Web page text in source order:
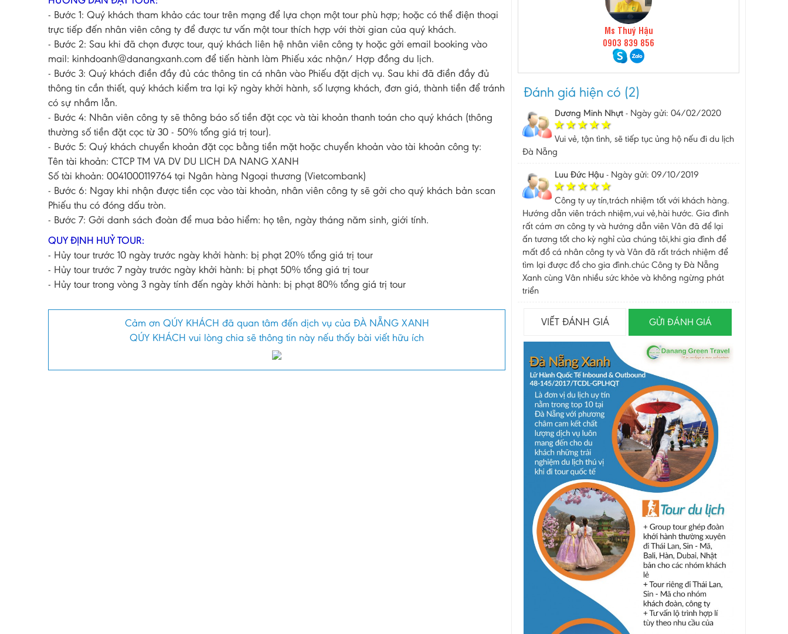
- Bước 1: Quý khách tham khảo các tour trên mạng để lựa chọn một tour phù hợp; hoặc có thể điện thoại
trực tiếp đến nhân viên công ty để được tư vấn một tour thích hợp với thời gian của quý khách.
- Bước 2: Sau khi đã chọn được tour, quý khách liên hệ nhân viên công ty hoặc gởi email booking vào
mail: kinhdoanh@danangxanh.com để tiến hành làm Phiếu xác nhận/ Hợp đồng du lịch.
- Bước 3: Quý khách điền đầy đủ các thông tin cá nhân vào Phiếu đặt dịch vụ. Sau khi đã điền đầy đủ
thông tin cần thiết, quý khách kiểm tra lại kỹ ngày khởi hành, số lượng khách, đơn giá, thành tiền để tránh
có sự nhầm lẫn.
- Bước 4: Nhân viên công ty sẽ thông báo số tiền đặt cọc và tài khoản thanh toán cho quý khách (thông
thường số tiền đặt cọc từ 30 - 50% tổng giá trị tour).
- Bước 5: Quý khách chuyển khoản đặt cọc bằng tiền mặt hoặc chuyển khoản vào tài khoản công ty:
Tên tài khoản: CTCP TM VA DV DU LICH DA NANG XANH
Số tài khoản: 0041000119764 tại Ngân hàng Ngoại thương (Vietcombank)
- Bước 6: Ngay khi nhận được tiền cọc vào tài khoản, nhân viên công ty sẽ gởi cho quý khách bản scan
Phiếu thu có đóng dấu tròn.
- Bước 7: Gởi danh sách đoàn để mua bảo hiểm: họ tên, ngày tháng năm sinh, giới tính.
QUY ĐỊNH HUỶ TOUR:
- Hủy tour trước 10 ngày trước ngày khởi hành: bị phạt 20% tổng giá trị tour
- Hủy tour trước 7 ngày trước ngày khởi hành: bị phạt 50% tổng giá trị tour
- Hủy tour trong vòng 3 ngày tính đến ngày khởi hành: bị phạt 80% tổng giá trị tour
Cảm ơn QÚY KHÁCH đã quan tâm đến dịch vụ của ĐÀ NẴNG XANH
QÚY KHÁCH vui lòng chia sẽ thông tin này nếu thấy bài viết hữu ích
Ms Thuý Hậu
0903 839 856
Đánh giá hiện có (2)
Dương Minh Nhựt - Ngày gửi: 04/02/2020
Vui vẻ, tận tình, sẽ tiếp tục ủng hộ nếu đi du lịch
Đà Nẵng
Luu Đức Hậu - Ngày gửi: 09/10/2019
Công ty uy tín,trách nhiệm tốt với khách hàng.
Hướng dẫn viên trách nhiệm,vui vẻ,hài hước. Gia đình
rất cám ơn công ty và hướng dẫn viên Vân đã để lại
ấn tương tốt cho kỳ nghỉ của chúng tôi,khi gia đình để
mất đồ cá nhân công ty và Vân đã rất trách nhiệm để
tìm lại được đồ cho gia đình.chúc Công ty Đà Nẵng
Xanh cùng Vân nhiều sức khỏe và không ngừng phát
triển
VIẾT ĐÁNH GIÁ GỬI ĐÁNH GIÁ